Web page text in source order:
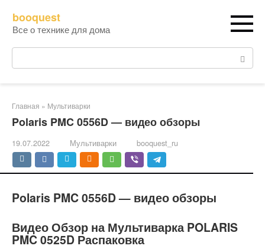
контенту
booquest
Все о технике для дома
Поиск:
Главная » Мультиварки
Polaris PMC 0556D — видео обзоры
19.07.2022 Мультиварки booquest_ru
Polaris PMC 0556D — видео обзоры
Видео Обзор на Мультиварка POLARIS
PMC 0525D Распаковка